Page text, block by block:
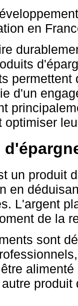
en
d'un
optimiser
un produit
en
L'argent
de la
sont